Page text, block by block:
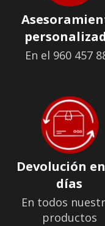
En el 960 457
Devolución
días
En todos
productos